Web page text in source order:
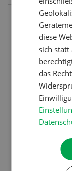
von
diese
sich
das